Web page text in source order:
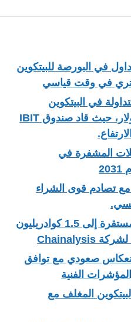
في البورصة للبيتكوين
تري في وقت قياسي
في البيتكوين
تدفقات بقيمة 358 مليون دولار، حيث قاد صندوق IBIT
المشفرة في
تصادم قوى الشراء
قد تصل تدفقات العملات المستقرة إلى 1.5 كوادريليون
انعكاس صعودي مع توافق
الفنية
المغلف مع